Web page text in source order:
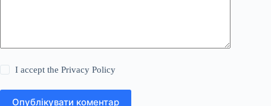
I accept thePrivacy Policy
Опублікувати коментар